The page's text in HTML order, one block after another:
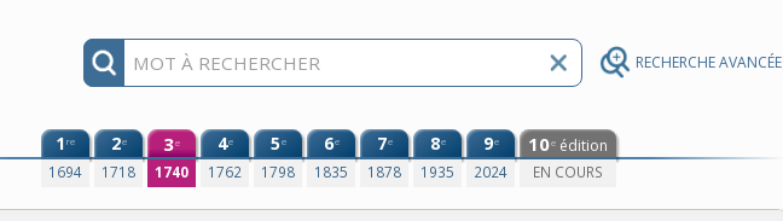
RECHERCHE AVANCÉE
1re
1694
2e
1718
3e
1740
4e
1762
5e
1798
6e
1835
7e
1878
8e
1935
9e
2024
10e édition
EN COURS